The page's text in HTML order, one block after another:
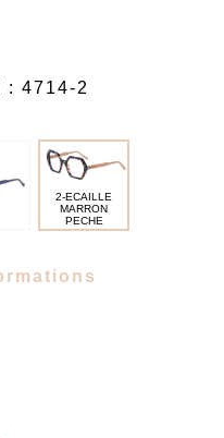
: 4714-2
2-ECAILLE
MARRON
PECHE